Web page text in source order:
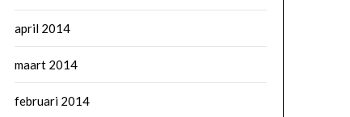
april 2014
maart 2014
februari 2014